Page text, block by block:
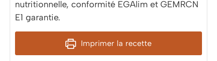
nutritionnelle, conformité EGAlim et GEMRCN
E1 garantie.
Imprimer la recette